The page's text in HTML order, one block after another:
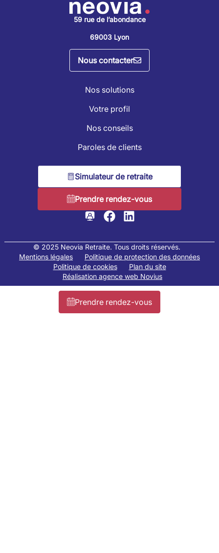
59 rue de l’abondance
69003 Lyon
Nous contacter
Nos solutions
Votre profil
Nos conseils
Paroles de clients
Simulateur de retraite
Prendre rendez-vous
© 2025 Neovia Retraite. Tous droits réservés.
Mentions légales
Politique de protection des données
Politique de cookies
Plan du site
Réalisation agence web Novius
Prendre rendez-vous